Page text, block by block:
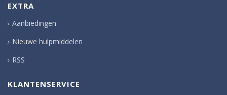
EXTRA
Aanbiedingen
Nieuwe hulpmiddelen
RSS
KLANTENSERVICE